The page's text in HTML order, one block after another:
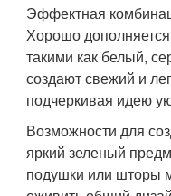
Эффектная
Хорошо
такими как белый,
создают свежий и
подчеркивая идею
Возможности для
яркий зеленый
подушки или шторы